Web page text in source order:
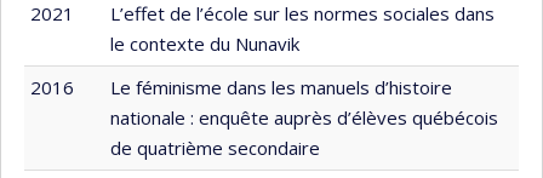
2021
L’effet de l’école sur les normes sociales dans
le contexte du Nunavik
2016
Le féminisme dans les manuels d’histoire
nationale : enquête auprès d’élèves québécois
de quatrième secondaire